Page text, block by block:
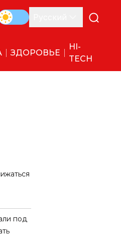
ЗДОРОВЬЕ
HI-
TECH
под